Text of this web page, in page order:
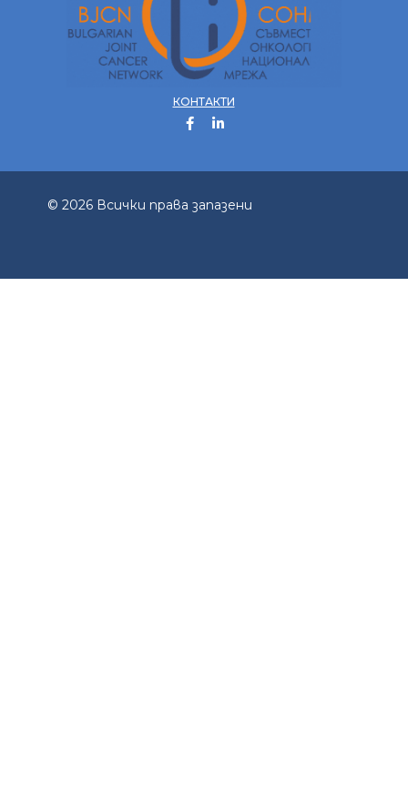
КОНТАКТИ
© 2026 Всички права запазени